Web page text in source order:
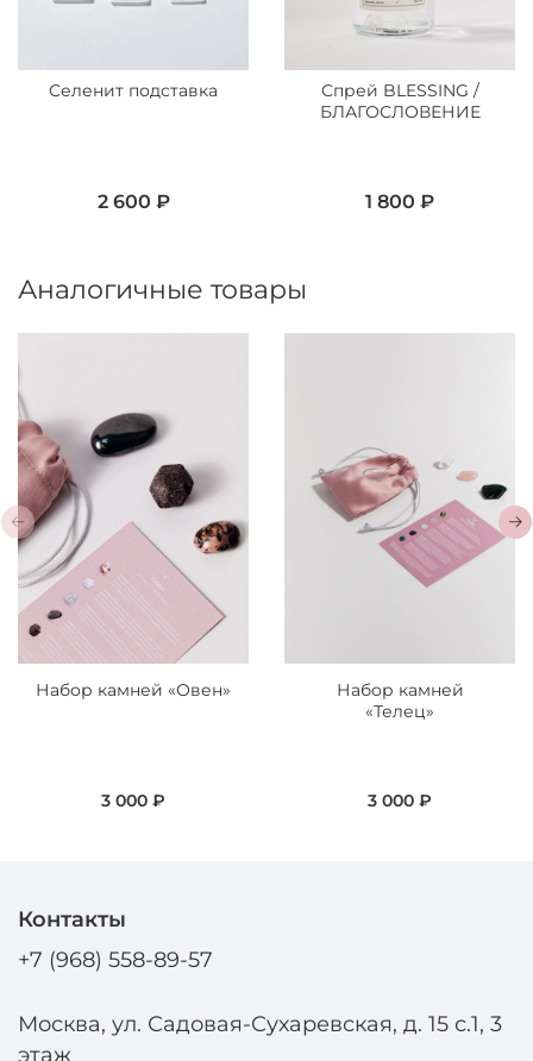
Селенит подставка
2 600 ₽
Спрей BLESSING /
БЛАГОСЛОВЕНИЕ
1 800 ₽
Аналогичные товары
Набор камней «Овен»
3 000 ₽
Набор камней
«Телец»
3 000 ₽
Контакты
+7 (968) 558-89-57
Москва, ул. Садовая-Сухаревская, д. 15 с.1, 3
этаж